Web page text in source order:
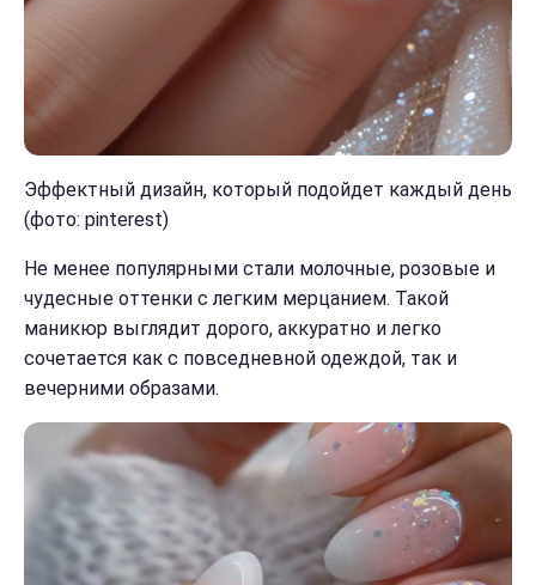
Эффектный дизайн, который подойдет каждый день
(фото: pinterest)
Не менее популярными стали молочные, розовые и
чудесные оттенки с легким мерцанием. Такой
маникюр выглядит дорого, аккуратно и легко
сочетается как с повседневной одеждой, так и
вечерними образами.